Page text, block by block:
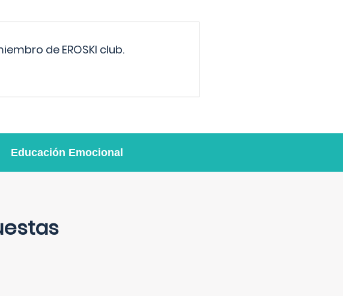
de EROSKI club.
Educación Emocional